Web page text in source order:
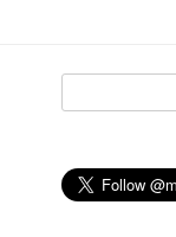
nach: